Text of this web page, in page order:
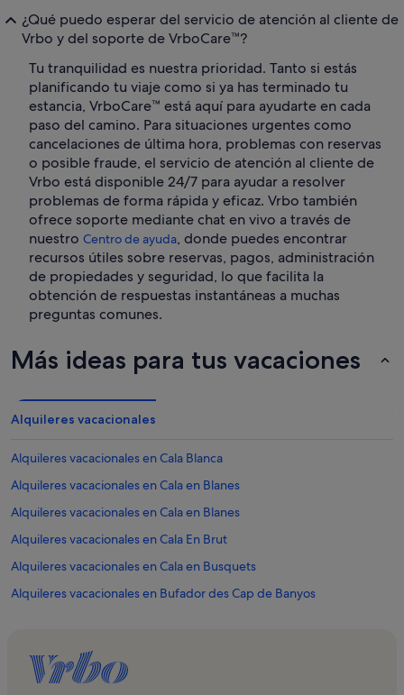
¿Qué puedo esperar del servicio de atención al cliente de
Vrbo y del soporte de VrboCare™?
Tu tranquilidad es nuestra prioridad. Tanto si estás
planificando tu viaje como si ya has terminado tu
estancia, VrboCare™ está aquí para ayudarte en cada
paso del camino. Para situaciones urgentes como
cancelaciones de última hora, problemas con reservas
o posible fraude, el servicio de atención al cliente de
Vrbo está disponible 24/7 para ayudar a resolver
problemas de forma rápida y eficaz. Vrbo también
ofrece soporte mediante chat en vivo a través de
nuestro Centro de ayuda, donde puedes encontrar
recursos útiles sobre reservas, pagos, administración
de propiedades y seguridad, lo que facilita la
obtención de respuestas instantáneas a muchas
preguntas comunes.
Más ideas para tus vacaciones
Alquileres vacacionales
Alquileres vacacionales en Cala Blanca
Alquileres vacacionales en Cala en Blanes
Alquileres vacacionales en Cala en Blanes
Alquileres vacacionales en Cala En Brut
Alquileres vacacionales en Cala en Busquets
Alquileres vacacionales en Bufador des Cap de Banyos
Alquileres vacacionales en Playa Racó des Mart
Alquileres vacacionales en Cales Piques